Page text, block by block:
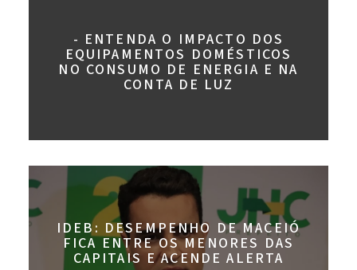
- ENTENDA O IMPACTO DOS
EQUIPAMENTOS DOMÉSTICOS
NO CONSUMO DE ENERGIA E NA
CONTA DE LUZ
IDEB: DESEMPENHO DE MACEIÓ
FICA ENTRE OS MENORES DAS
CAPITAIS E ACENDE ALERTA